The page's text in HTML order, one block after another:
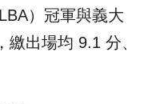
）冠軍與義大
出場均 9.1 分、